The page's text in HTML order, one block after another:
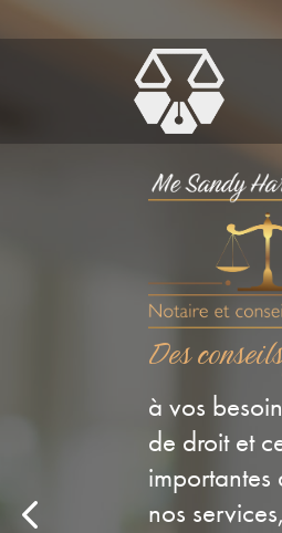
Des conseils
à vos besoins dans
de droit et ce, à
importantes de
nos services, c’est